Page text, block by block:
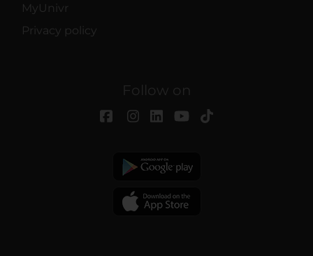
MyUnivr
Privacy policy
Follow on